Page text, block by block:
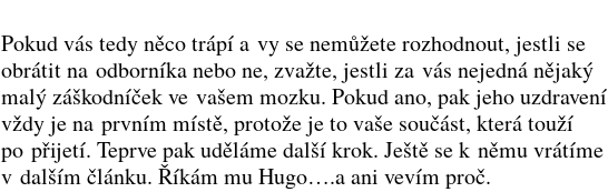
Pokud vás tedy něco trápí a vy se nemůžete rozhodnout, jestli se
obrátit na odborníka nebo ne, zvažte, jestli za vás nejedná nějaký
malý záškodníček ve vašem mozku. Pokud ano, pak jeho uzdravení
vždy je na prvním místě, protože je to vaše součást, která touží
po přijetí. Teprve pak uděláme další krok. Ještě se k němu vrátíme
v dalším článku. Říkám mu Hugo….a ani vevím proč.